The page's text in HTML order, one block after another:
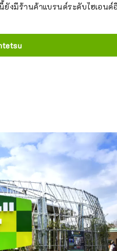
ยังมีร้านค้าแบรนด์ระดับไฮเอนด์